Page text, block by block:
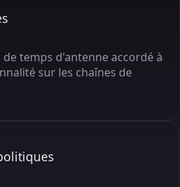
temps d'antenne accordé à
sur les chaînes de